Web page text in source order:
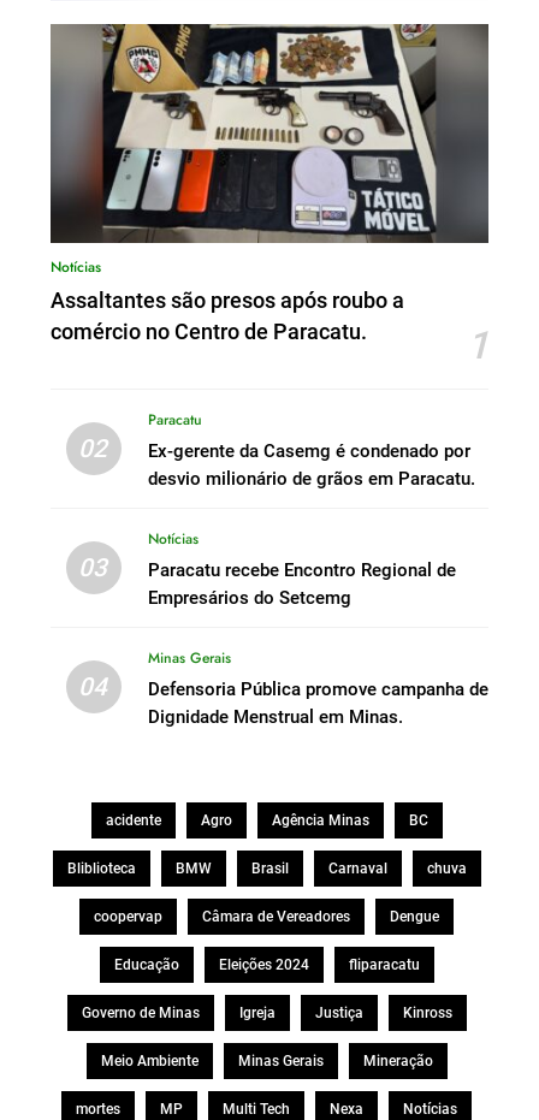
Notícias
Assaltantes são presos após roubo a
comércio no Centro de Paracatu.
1
02
Paracatu
Ex-gerente da Casemg é condenado por
desvio milionário de grãos em Paracatu.
03
Notícias
Paracatu recebe Encontro Regional de
Empresários do Setcemg
04
Minas Gerais
Defensoria Pública promove campanha de
Dignidade Menstrual em Minas.
acidente Agro Agência Minas BC
Bliblioteca BMW Brasil Carnaval chuva
coopervap Câmara de Vereadores Dengue
Educação Eleições 2024 fliparacatu
Governo de Minas Igreja Justiça Kinross
Meio Ambiente Minas Gerais Mineração
mortes MP Multi Tech Nexa Notícias